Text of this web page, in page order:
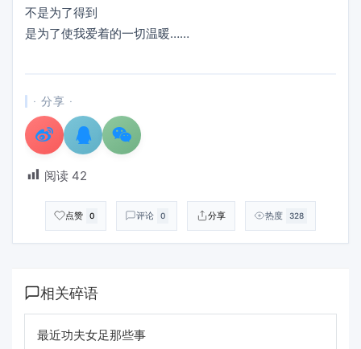
不是为了得到
是为了使我爱着的一切温暖……
· 分享 ·
阅读 42
点赞 0 评论 0 分享 热度 328
相关碎语
最近功夫女足那些事